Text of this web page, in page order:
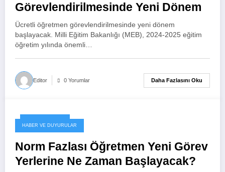
Görevlendirilmesinde Yeni Dönem
Ücretli öğretmen görevlendirilmesinde yeni dönem
başlayacak. Milli Eğitim Bakanlığı (MEB), 2024-2025 eğitim
öğretim yılında önemli…
Editor 0 Yorumlar Daha Fazlasını Oku
27 Kasım 2024
HABER VE DUYURULAR
Norm Fazlası Öğretmen Yeni Görev
Yerlerine Ne Zaman Başlayacak?